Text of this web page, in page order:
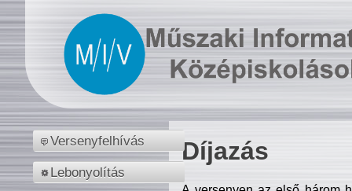
Versenyfelhívás
Lebonyolítás
Díjazás